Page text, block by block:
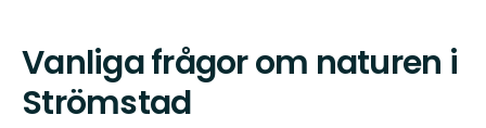
Vanliga frågor om naturen i
Strömstad